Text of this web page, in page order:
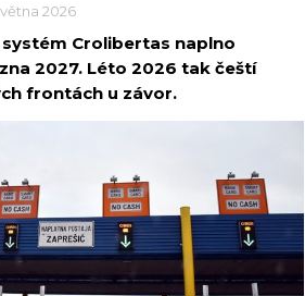
2026
Crolibertas naplno
2027. Léto 2026 tak čeští
frontách u závor.